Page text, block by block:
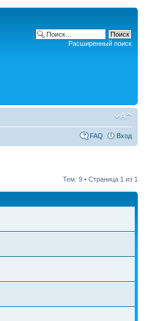
Расширенный поиск
FAQ Вход
Тем: 9 • Страница 1 из 1